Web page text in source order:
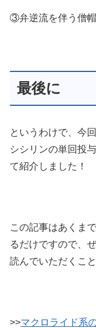
③弁逆流を伴う僧
最後に
というわけで、今
シシリンの単回投
て紹介しました！
この記事はあくま
るだけですので、
読んでいただくこ
>>マクロライド系